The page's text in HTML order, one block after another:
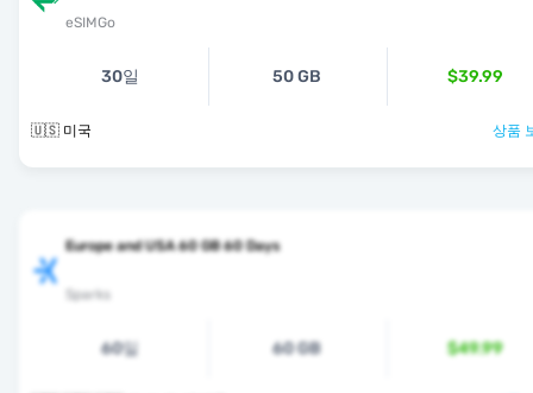
eSIMGo
30일 50 GB $39.99
🇺🇸 미국 상품
Europe and USA 60 GB 60 Days
Sparks
60일 60 GB $49.99